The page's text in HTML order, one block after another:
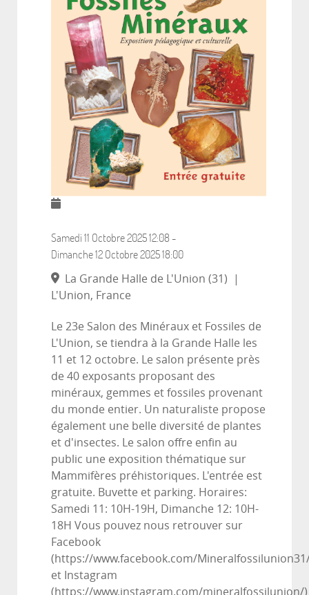
Samedi 11 Octobre 202512:08 -
Dimanche 12 Octobre 202518:00
La Grande Halle de L'Union (31)
|
L'Union, France
Le 23e Salon des Minéraux et Fossiles de
L'Union, se tiendra à la Grande Halle les
11 et 12 octobre. Le salon présente près
de 40 exposants proposant des
minéraux, gemmes et fossiles provenant
du monde entier. Un naturaliste propose
également une belle diversité de plantes
et d'insectes. Le salon offre enfin au
public une exposition thématique sur
Mammifères préhistoriques. L'entrée est
gratuite. Buvette et parking. Horaires:
Samedi 11: 10H-19H, Dimanche 12: 10H-
18H Vous pouvez nous retrouver sur
Facebook
(https://www.facebook.com/
et Instagram
(https://www.instagram.com/mineralfossilunion/)